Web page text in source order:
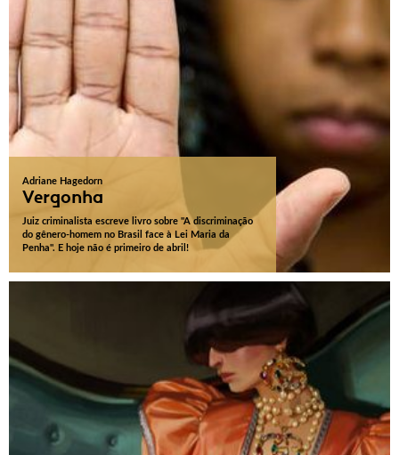
Adriane Hagedorn
Vergonha
Juiz criminalista escreve livro sobre "A discriminação
do gênero-homem no Brasil face à Lei Maria da
Penha". E hoje não é primeiro de abril!